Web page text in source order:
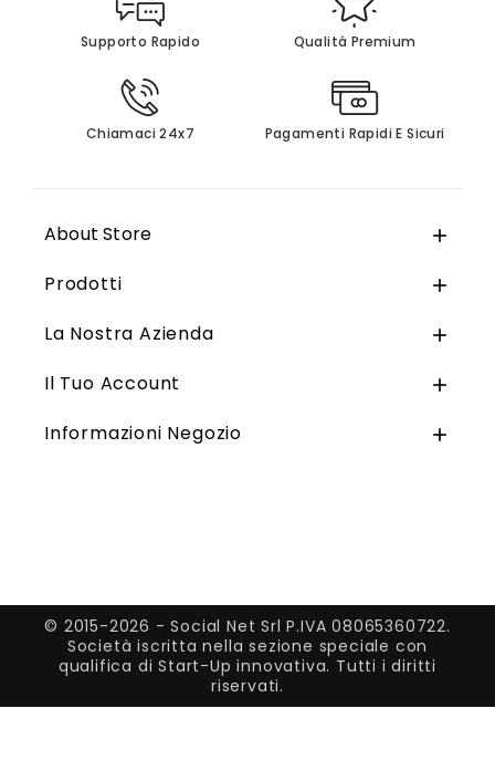
Supporto Rapido Qualità Premium
Chiamaci 24x7 Pagamenti Rapidi E Sicuri
About Store 
Prodotti 
La Nostra Azienda 
Il Tuo Account 
Informazioni Negozio 
© 2015-2026 - Social Net Srl P.IVA 08065360722.
Società iscritta nella sezione speciale con
qualifica di Start-Up innovativa. Tutti i diritti
riservati.